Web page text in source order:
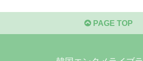
PAGE TOP